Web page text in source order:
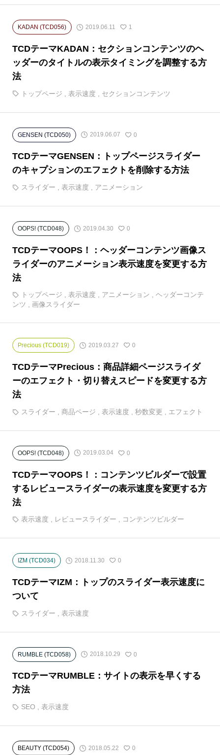
KADAN (TCD056) 2019.06.11 1
TCDテーマKADAN：セクションコンテンツのヘ
ッダーのタイトルの表示タイミングを調整する方
法
トップページ 表示速度 セクションコンテンツ
GENSEN (TCD050) 2019.06.07 0
TCDテーマGENSEN：トップページスライダー
のキャプションのエフェクトを削除する方法
スライダー 表示速度 アニメーション
OOPS! (TCD048) 2019.04.30 0
TCDテーマOOPS！：ヘッダーコンテンツ画像ス
ライダーのアニメーション表示速度を変更する方
法
トップページ , 表示速度 , アニメーション , ヘッダーコンテ
ンツ , 画像スライダー
Precious (TCD019) 2019.03.27 0
TCDテーマPrecious：商品詳細ページスライダ
ーのエフェクト・切り替えスピードを変更する方
法
スライダー 商品ページ 表示速度 秒数変更 エフェクト
OOPS! (TCD048) 2019.03.04 0
TCDテーマOOPS！：コンテンツビルダーで設置
するレビュースライダーの表示速度を変更する方
法
表示速度 , レビュースライダー , コンテンツビルダー
IZM (TCD034) 2018.11.30 0
TCDテーマIZM：トップのスライダー表示速度に
ついて
スライダー 表示速度
RUMBLE (TCD058) 2018.10.29 0
TCDテーマRUMBLE：サイトの表示を早くする
方法
SEO 表示速度
BEAUTY (TCD054) 2018.05.22 0